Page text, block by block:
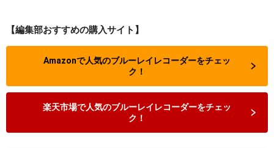
【編集部おすすめの購入サイト】
Amazonで人気のブルーレイレコーダーをチェッ
ク！
楽天市場で人気のブルーレイレコーダーをチェッ
ク！